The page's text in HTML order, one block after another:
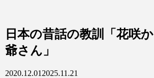
日本の昔話の教訓「花咲か
爺さん」
2020.12.01 2025.11.21